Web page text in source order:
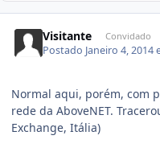
Visitante Convidado
Postado Janeiro 4, 2014
Normal aqui, porém, com
rede da AboveNET.
Exchange, Itália)